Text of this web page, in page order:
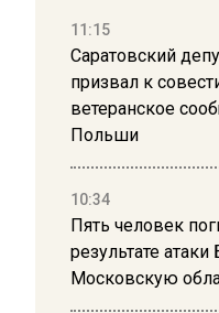
11:15
Саратовский
призвал к
ветеранское
Польши
10:34
Пять человек
результате
Московскую